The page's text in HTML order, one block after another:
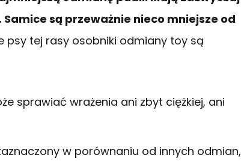
Samice są przeważnie nieco mniejsze od
psy tej rasy osobniki odmiany toy są
sprawiać wrażenia ani zbyt ciężkiej, ani
w porównaniu od innych odmian,